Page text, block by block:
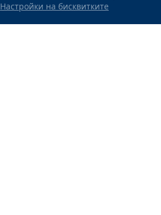
Настройки на бисквитките